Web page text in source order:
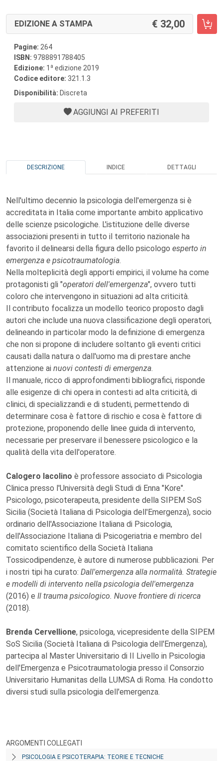
EDIZIONE A STAMPA 32,00
Pagine: 264
ISBN: 9788891788405
Edizione: 1 a edizione 2019
Codice editore: 321.1.3
Disponibilità: Discreta
AGGIUNGI AI PREFERITI
DESCRIZIONE INDICE DETTAGLI
Nell'ultimo decennio la psicologia dell'emergenza si è
accreditata in Italia come importante ambito applicativo
delle scienze psicologiche. L'istituzione delle diverse
associazioni presenti in tutto il territorio nazionale ha
favorito il delinearsi della figura dello psicologo esperto in
emergenza e psicotraumatologia.
Nella molteplicità degli apporti empirici, il volume ha come
protagonisti gli "operatori dell'emergenza", ovvero tutti
coloro che intervengono in situazioni ad alta criticità.
Il contributo focalizza un modello teorico proposto dagli
autori che include una nuova classificazione degli operatori,
delineando in particolar modo la definizione di emergenza
che non si propone di includere soltanto gli eventi critici
causati dalla natura o dall'uomo ma di prestare anche
attenzione ai nuovi contesti di emergenza.
Il manuale, ricco di approfondimenti bibliografici, risponde
alle esigenze di chi opera in contesti ad alta criticità, di
clinici, di specializzandi e di studenti, permettendo di
determinare cosa è fattore di rischio e cosa è fattore di
protezione, proponendo delle linee guida di intervento,
necessarie per preservare il benessere psicologico e la
qualità della vita dell'operatore.
Calogero Iacolino è professore associato di Psicologia
Clinica presso l'Università degli Studi di Enna "Kore".
Psicologo, psicoterapeuta, presidente della SIPEM SoS
Sicilia (Società Italiana di Psicologia dell'Emergenza), socio
ordinario dell'Associazione Italiana di Psicologia,
dell'Associazione Italiana di Psicogeriatria e membro del
comitato scientifico della Società Italiana
Tossicodipendenze, è autore di numerose pubblicazioni. Per
i nostri tipi ha curato: Dall'emergenza alla normalità. Strategie
e modelli di intervento nella psicologia dell'emergenza
(2016) e Il trauma psicologico. Nuove frontiere di ricerca
(2018).
Brenda Cervellione, psicologa, vicepresidente della SIPEM
SoS Sicilia (Società Italiana di Psicologia dell'Emergenza),
partecipa al Master Universitario di II Livello in Psicologia
dell'Emergenza e Psicotraumatologia presso il Consorzio
Universitario Humanitas della LUMSA di Roma. Ha condotto
diversi studi sulla psicologia dell'emergenza.
ARGOMENTI COLLEGATI
PSICOLOGIA E PSICOTERAPIA: TEORIE E TECNICHE